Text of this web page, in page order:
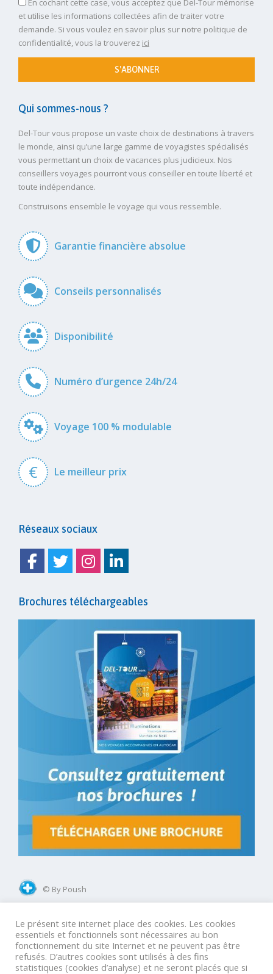
et utilise les informations collectées afin de traiter votre
demande. Si vous voulez en savoir plus sur notre politique de
confidentialité, vous la trouverez ici
S'ABONNER
Qui sommes-nous ?
Del-Tour vous propose un vaste choix de destinations à travers
le monde, ainsi qu’une large gamme de voyagistes spécialisés
vous permettant un choix de vacances plus judicieux. Nos
conseillers voyages pourront vous conseiller en toute liberté et
toute indépendance.
Construisons ensemble le voyage qui vous ressemble.
Garantie financière absolue
Conseils personnalisés
Disponibilité
Numéro d’urgence 24h/24
Voyage 100 % modulable
€ Le meilleur prix
Réseaux sociaux
Facebook
TwitterInstagram
Linkedin
Brochures téléchargeables
© By Poush
Mentions légales
Conditions Générales Groupes
Conditions Générales GIR
Conditions Générales Agences
Le présent site internet place des cookies. Les cookies
essentiels et fonctionnels sont nécessaires au bon
fonctionnement du site Internet et ne peuvent pas être
refusés. D’autres cookies sont utilisés à des fins
statistiques (cookies d’analyse) et ne seront placés que si